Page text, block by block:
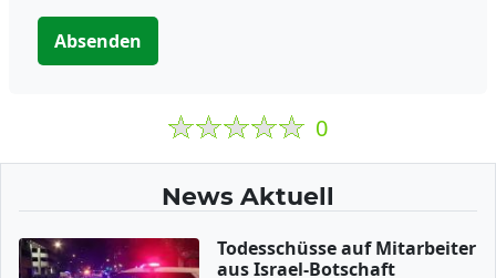
Absenden
0
News Aktuell
Todesschüsse auf Mitarbeiter
aus Israel-Botschaft